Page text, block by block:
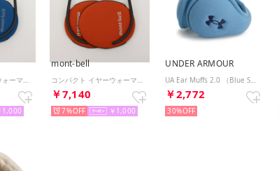
1,000
mont-bell
￥7,140
7% ￥1,000
UNDER ARMOUR
￥2,772
30%